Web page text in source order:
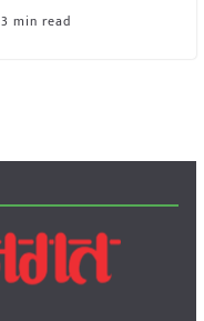
3 min read